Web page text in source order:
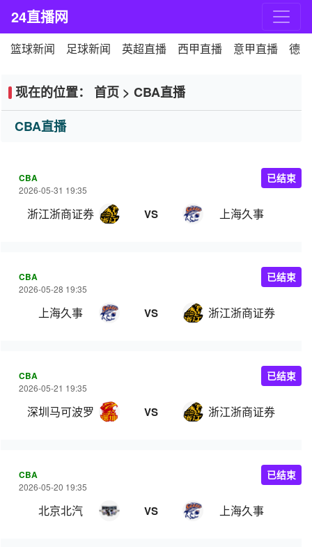
24直播网
篮球新闻 足球新闻 英超直播 西甲直播 意甲直播 德
现在的位置： 首页 > CBA直播
CBA直播
CBA
2026-05-31 19:35
浙江浙商证券 VS 上海久事
已结束
CBA
2026-05-28 19:35
上海久事 VS 浙江浙商证券
已结束
CBA
2026-05-21 19:35
深圳马可波罗 VS 浙江浙商证券
已结束
CBA
2026-05-20 19:35
北京北汽 VS 上海久事
已结束